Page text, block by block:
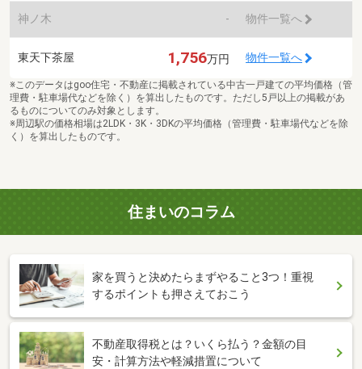
神ノ木 - 物件一覧へ
東天下茶屋 1,756万円 物件一覧へ
※このデータはgoo住宅・不動産に掲載されている中古一戸建ての平均価格（管
理費・駐車場代などを除く）を算出したものです。ただし5戸以上の掲載があ
るものについてのみ対象とします。
※周辺駅の価格相場は2LDK・3K・3DKの平均価格（管理費・駐車場代などを除
く）を算出したものです。
住まいのコラム
家を買うと決めたらまずやること3つ！重視
するポイントも押さえておこう
不動産取得税とは？いくら払う？金額の目
安・計算方法や軽減措置について